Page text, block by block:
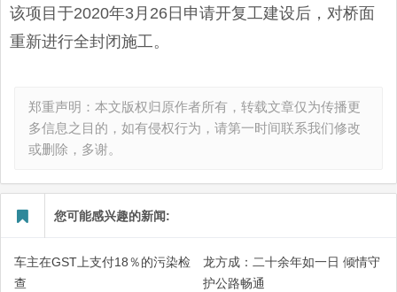
该项目于2020年3月26日申请开复工建设后，对桥面
重新进行全封闭施工。
郑重声明：本文版权归原作者所有，转载文章仅为传播更
多信息之目的，如有侵权行为，请第一时间联系我们修改
或删除，多谢。
您可能感兴趣的新闻:
车主在GST上支付18％的污染检
查
龙方成：二十余年如一日 倾情守
护公路畅通